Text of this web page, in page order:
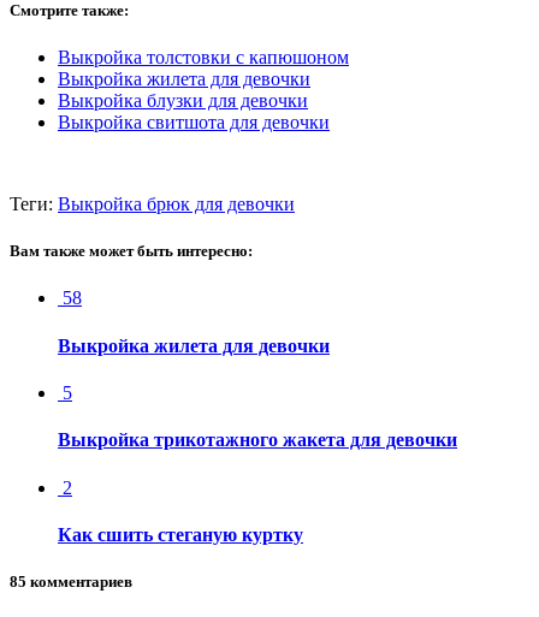
Смотрите также:
Выкройка толстовки с капюшоном
Выкройка жилета для девочки
Выкройка блузки для девочки
Выкройка свитшота для девочки
Теги: Выкройка брюк для девочки
Вам также может быть интересно:
58
Выкройка жилета для девочки
5
Выкройка трикотажного жакета для девочки
2
Как сшить стеганую куртку
85 комментариев